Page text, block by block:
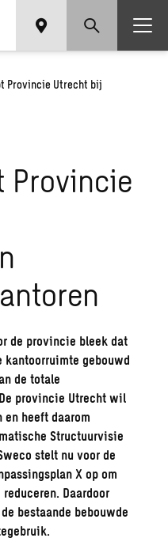
Provincie Utrecht bij
Provincie
de provincie bleek dat
kantoorruimte gebouwd
de totale
provincie Utrecht wil
en heeft daarom
Structuurvisie
stelt nu voor de
X op om
Daardoor
bestaande bebouwde